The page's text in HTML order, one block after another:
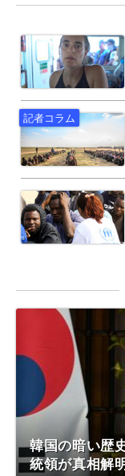
韓国の暗い歴
統領が真相解